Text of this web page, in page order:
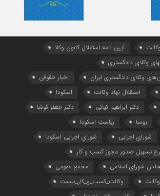
آیین ‌نامه استقلال کانون وکلا
وکلای دادگستری
وکلای دادگستری ایران
اخبار حقوقی
استقلال نهاد وکالت
اسکودا
دکتر ابراهیم کیانی
دکتر جعفر کوشا
روسا
ریاست اسکودا
شورای اجرایی
شورای اجرایی اسکودا
تسهیل صدور مجوز کسب و کار
شورای اسلامی
مجمع عمومی
وکالت
وکالت_کسب_و_کار_نیست